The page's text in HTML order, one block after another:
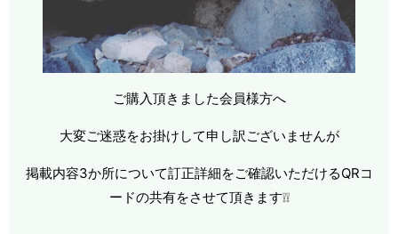
ご購入頂きました会員様方へ
大変ご迷惑をお掛けして申し訳ございませんが
掲載内容3か所について訂正詳細をご確認いただけるQRコ
ードの共有をさせて頂きます❕❕